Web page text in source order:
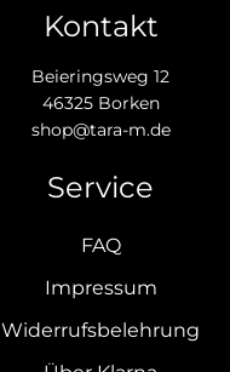
Kontakt
Beieringsweg 12
46325 Borken
shop@tara-m.de
Service
FAQ
Impressum
Widerrufsbelehrung